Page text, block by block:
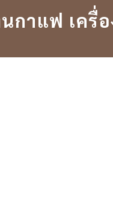
กาแฟ เครื่